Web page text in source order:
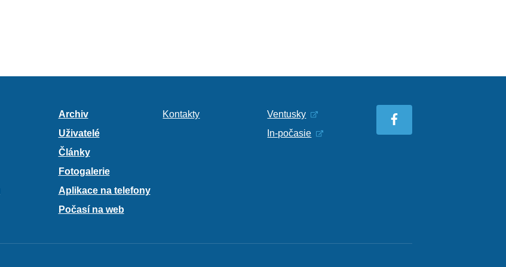
Archiv
Uživatelé
Články
Fotogalerie
Aplikace na telefony
Počasí na web
Kontakty
Ventusky
In-počasie